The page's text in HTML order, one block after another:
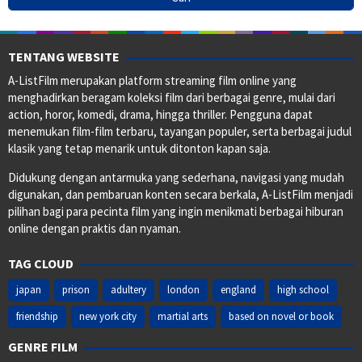
TENTANG WEBSITE
A-ListFilm merupakan platform streaming film online yang
menghadirkan beragam koleksi film dari berbagai genre, mulai dari
action, horor, komedi, drama, hingga thriller. Pengguna dapat
menemukan film-film terbaru, tayangan populer, serta berbagai judul
klasik yang tetap menarik untuk ditonton kapan saja.
Didukung dengan antarmuka yang sederhana, navigasi yang mudah
digunakan, dan pembaruan konten secara berkala, A-ListFilm menjadi
pilihan bagi para pecinta film yang ingin menikmati berbagai hiburan
online dengan praktis dan nyaman.
TAG CLOUD
japan prison adultery london england
high school
friendship
new york city martial arts based on novel or book
GENRE FILM